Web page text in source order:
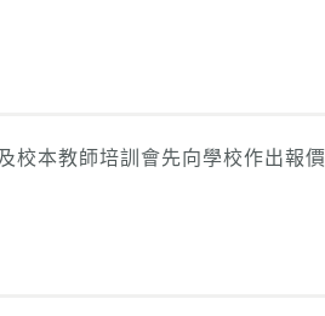
校本教師培訓會先向學校作出報價